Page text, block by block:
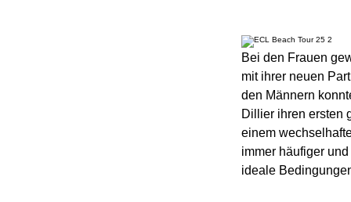
Bei den Frauen
mit ihrer neuen
den Männern
Dillier ihren ersten
einem
immer häufiger
ideale